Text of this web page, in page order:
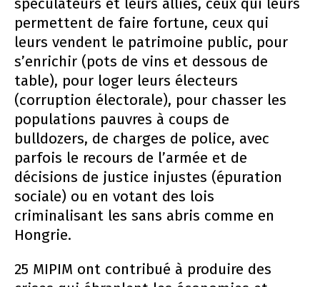
spéculateurs et leurs alliés, ceux qui leurs
permettent de faire fortune, ceux qui
leurs vendent le patrimoine public, pour
s’enrichir (pots de vins et dessous de
table), pour loger leurs électeurs
(corruption électorale), pour chasser les
populations pauvres à coups de
bulldozers, de charges de police, avec
parfois le recours de l’armée et de
décisions de justice injustes (épuration
sociale) ou en votant des lois
criminalisant les sans abris comme en
Hongrie.
25 MIPIM ont contribué à produire des